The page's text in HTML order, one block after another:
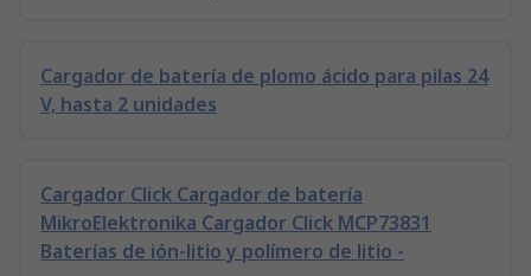
Cargador de batería de plomo ácido para pilas 24
V, hasta 2 unidades
Cargador Click Cargador de batería
MikroElektronika Cargador Click MCP73831
Baterías de ión-litio y polímero de litio -